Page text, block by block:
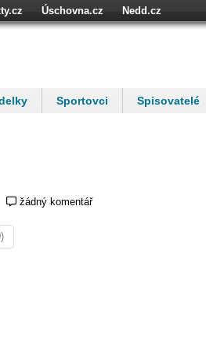
Úschovna.cz
Nedd.cz
Sportovci Spisovatelé
žádný komentář